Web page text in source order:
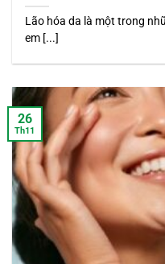
Lão hóa da là một trong
em [...]
26
Th11